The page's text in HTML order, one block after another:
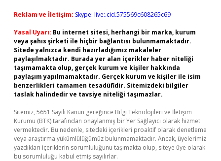
Reklam ve İletişim: Skype: live:.cid.575569c608265c69
Yasal Uyarı: Bu internet sitesi, herhangi bir marka, kurum
veya şahıs şirketi ile hiçbir bağlantısı bulunmamaktadır.
Sitede yalnızca kendi hazırladığımız makaleler
paylaşılmaktadır. Burada yer alan içerikler haber niteliği
taşımamakta olup, gerçek kurum ve kişiler hakkında
paylaşım yapılmamaktadır. Gerçek kurum ve kişiler ile isim
benzerlikleri tamamen tesadüfidir. Sitemizdeki bilgiler
taslak halindedir ve tavsiye niteliği taşımazlar.
Sitemiz, 5651 Sayılı Kanun gereğince Bilgi Teknolojileri ve İletişim
Kurumu (BTK) tarafından onaylanmış bir Yer Sağlayıcı olarak hizmet
vermektedir. Bu nedenle, sitedeki içerikleri proaktif olarak denetleme
veya araştırma yükümlülüğümüz bulunmamaktadır. Ancak, üyelerimiz
yazdıkları içeriklerin sorumluluğunu taşımakta olup, siteye üye olarak
bu sorumluluğu kabul etmiş sayılırlar.